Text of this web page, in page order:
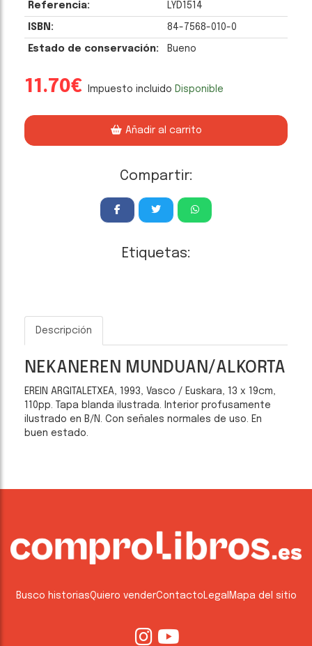
Referencia: LYD1514
ISBN: 84-7568-010-0
Estado de conservación: Bueno
11.70€ Impuesto incluido Disponible
Añadir al carrito
Compartir:
Etiquetas:
Descripción
NEKANEREN MUNDUAN/ALKORTA
EREIN ARGITALETXEA, 1993, Vasco / Euskara, 13 x 19cm,
110pp. Tapa blanda ilustrada. Interior profusamente
ilustrado en B/N. Con señales normales de uso. En
buen estado.
Busco historiasQuiero venderContacto Legal Mapa del sitio